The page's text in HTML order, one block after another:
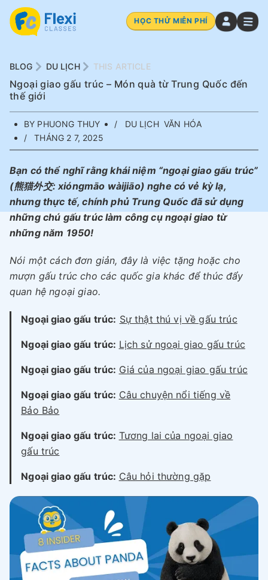
HỌC THỬ MIỄN PHÍ
BLOG DU LỊCH THIS ARTICLE
Ngoại giao gấu trúc – Món quà từ Trung Quốc đến
thế giới
BY PHUONG THUY DU LỊCH VĂN HÓA
THÁNG 2 7, 2025
Bạn có thể nghĩ rằng khái niệm “ngoại giao gấu trúc”
(熊猫外交: xióngmāo wàijiāo) nghe có vẻ kỳ lạ,
nhưng thực tế, chính phủ Trung Quốc đã sử dụng
những chú gấu trúc làm công cụ ngoại giao từ
những năm 1950!
Nói một cách đơn giản, đây là việc tặng hoặc cho
mượn gấu trúc cho các quốc gia khác để thúc đẩy
quan hệ ngoại giao.
Ngoại giao gấu trúc: Sự thật thú vị về gấu trúc
Ngoại giao gấu trúc: Lịch sử ngoại giao gấu trúc
Ngoại giao gấu trúc: Giá của ngoại giao gấu trúc
Ngoại giao gấu trúc: Câu chuyện nổi tiếng về
Bảo Bảo
Ngoại giao gấu trúc: Tương lai của ngoại giao
gấu trúc
Ngoại giao gấu trúc: Câu hỏi thường gặp